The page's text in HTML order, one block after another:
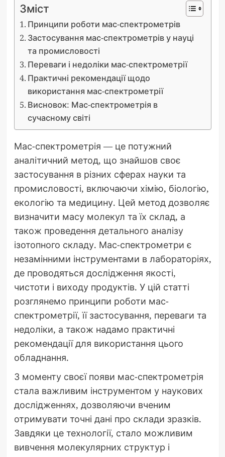
Зміст
Принципи роботи мас-спектрометрів
Застосування мас-спектрометрів у науці
та промисловості
Переваги і недоліки мас-спектрометрії
Практичні рекомендації щодо
використання мас-спектрометрії
Висновок: Мас-спектрометрія в
сучасному світі
Мас-спектрометрія — це потужний
аналітичний метод, що знайшов своє
застосування в різних сферах науки та
промисловості, включаючи хімію, біологію,
екологію та медицину. Цей метод дозволяє
визначити масу молекул та їх склад, а
також проведення детального аналізу
ізотопного складу. Мас-спектрометри є
незамінними інструментами в лабораторіях,
де проводяться дослідження якості,
чистоти і виходу продуктів. У цій статті
розглянемо принципи роботи мас-
спектрометрії, її застосування, переваги та
недоліки, а також надамо практичні
рекомендації для використання цього
обладнання.
З моменту своєї появи мас-спектрометрія
стала важливим інструментом у наукових
дослідженнях, дозволяючи вченим
отримувати точні дані про склади зразків.
Завдяки це технології, стало можливим
вивчення молекулярних структур і